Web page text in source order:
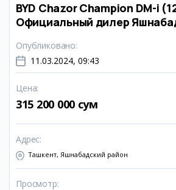
BYD Chazor Champion DM-i
Официальный дилер
Опубликовано:
11.03.2024, 09:43
Цена:
315 200 000 сум
Адрес:
Ташкент, Яшнабадский район
Просмотр: